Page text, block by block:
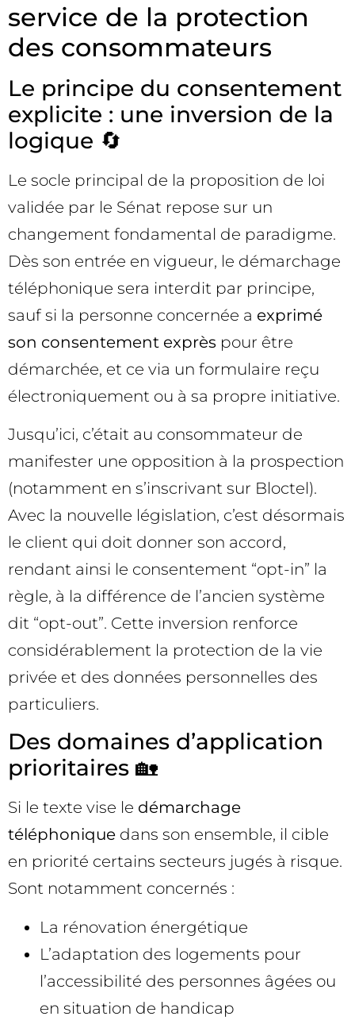
service de la protection
des consommateurs
Le principe du consentement
explicite : une inversion de la
logique 🔄
Le socle principal de la proposition de loi
validée par le Sénat repose sur un
changement fondamental de paradigme.
Dès son entrée en vigueur, le démarchage
téléphonique sera interdit par principe,
sauf si la personne concernée a exprimé
son consentement exprès pour être
démarchée, et ce via un formulaire reçu
électroniquement ou à sa propre initiative.
Jusqu’ici, c’était au consommateur de
manifester une opposition à la prospection
(notamment en s’inscrivant sur Bloctel).
Avec la nouvelle législation, c’est désormais
le client qui doit donner son accord,
rendant ainsi le consentement “opt-in” la
règle, à la différence de l’ancien système
dit “opt-out”. Cette inversion renforce
considérablement la protection de la vie
privée et des données personnelles des
particuliers.
Des domaines d’application
prioritaires 🏡
Si le texte vise le démarchage
téléphonique dans son ensemble, il cible
en priorité certains secteurs jugés à risque.
Sont notamment concernés :
La rénovation énergétique
L’adaptation des logements pour
l’accessibilité des personnes âgées ou
en situation de handicap